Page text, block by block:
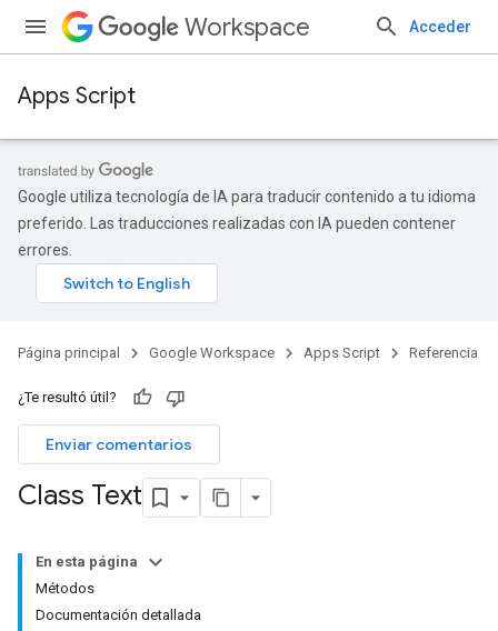
Workspace Acceder
Apps Script
Google utiliza tecnología de IA para traducir contenido a tu idioma
preferido. Las traducciones realizadas con IA pueden contener
errores.
Página principal Google Workspace Apps Script Referencia
¿Te resultó útil?
Enviar comentarios
Class Text
En esta página
Métodos
Documentación detallada